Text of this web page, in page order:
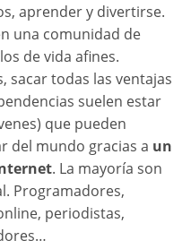
aprender y divertirse.
una comunidad de
de vida afines.
sacar todas las ventajas
suelen estar
que pueden
del mundo gracias a un
. La mayoría son
Programadores,
periodistas,